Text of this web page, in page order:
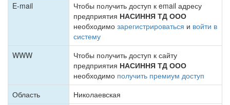
E-mail
Чтобы получить доступ к email адресу
предприятия НАСИННЯ ТД ООО
необходимо зарегистрироваться и войти в
систему
WWW
Чтобы получить доступ к сайту
предприятия НАСИННЯ ТД ООО
необходимо получить премиум доступ
Область
Николаевская